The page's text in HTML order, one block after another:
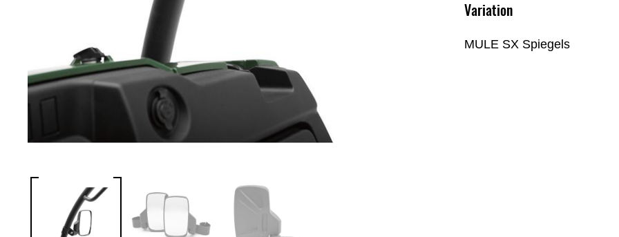
Variation
MULE SX Spiegels